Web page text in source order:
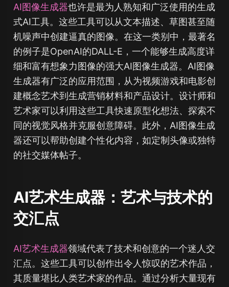
AI图像生成器也许是最为人熟知和广泛使用的生成
式AI工具。这些工具可以从文本描述、草图甚至随
机噪声中创建逼真的图像。在这一类别中，最著名
的例子是OpenAI的DALL-E，一个能够生成高度详
细和富有想象力图像的强大AI图像生成器。AI图像
生成器有广泛的应用范围，从为视频游戏和电影创
建概念艺术到生成营销材料和产品设计。设计师和
艺术家可以利用这些工具快速原型化想法、探索不
同的视觉风格并克服创意障碍。此外，AI图像生成
器还可以帮助创建个性化内容，如定制头像或独特
的社交媒体帖子。
AI艺术生成器：艺术与技术的
交汇点
AI艺术生成器领域代表了技术和创意的一个迷人交
汇点。这些工具可以创作出令人惊叹的艺术作品，
其质量堪比人类艺术家的作品。通过分析大量现有